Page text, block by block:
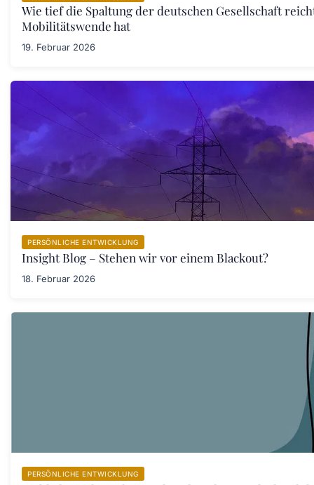
Wie tief die Spaltung der deutschen Gesellschaft
Mobilitätswende hat
19. Februar 2026
PERSÖNLICHE ENTWICKLUNG
Insight Blog – Stehen wir vor einem Blackout?
18. Februar 2026
PERSÖNLICHE ENTWICKLUNG